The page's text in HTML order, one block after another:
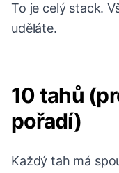
To je celý stack.
uděláte.
10 tahů
pořadí)
Každý tah má